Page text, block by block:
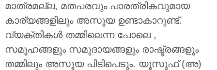
മാത്രമല്ല, മതപരവും പാരത്രികവുമായ
കാര്യങ്ങളിലും അസൂയ ഉണ്ടാകാറുണ്ട്.
വ്യക്തികള്‍ തമ്മിലെന്ന പോലെ ,
സമൂഹങ്ങളും സമുദായങ്ങളും രാഷ്ട്രങ്ങളും
തമ്മിലും അസൂയ പിടിപെടും. യൂസുഫ് (അ)